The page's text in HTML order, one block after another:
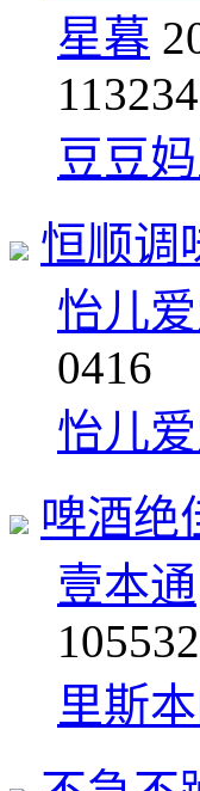
星暮
113234
豆豆
恒顺调
怡儿
0416
怡儿
啤酒绝
壹本通
105532
里斯